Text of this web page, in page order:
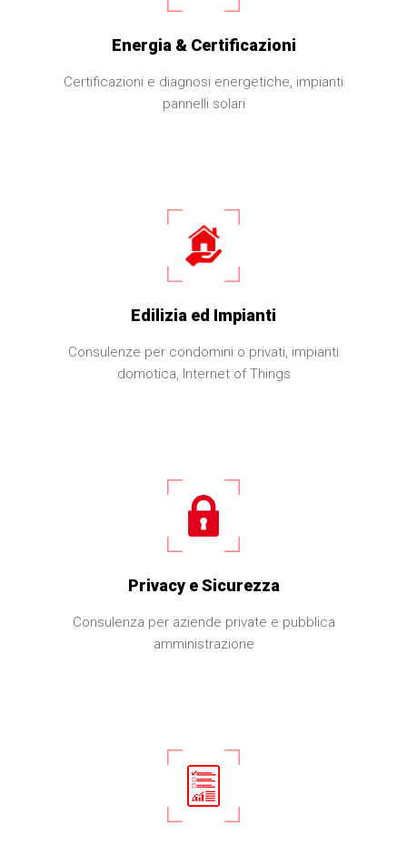
Energia & Certificazioni
Certificazioni e diagnosi energetiche, impianti
pannelli solari
Edilizia ed Impianti
Consulenze per condomini o privati, impianti
domotica, Internet of Things
Privacy e Sicurezza
Consulenza per aziende private e pubblica
amministrazione